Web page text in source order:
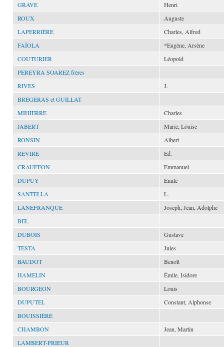
GRAVE
Henri
ROUX
Auguste
LAPERRIÈRE
Charles, Alfred
FAÏOLA
*Eugène, Arsène
COUTURIER
Léopold
PEREYRA SOAREZ frères
RIVES
J.
BRÉGÉRAS et GUILLAT
MIHIERRE
Charles
JABERT
Marie, Louise
RONSIN
Albert
REVIRÉ
Ed.
CRAUFFON
Emmanuel
DUPUY
Émile
SANTELLA
L.
LANEFRANQUE
Joseph, Jean, Adolphe
BEL
DUBOIS
Gustave
TESTA
Jules
BAUDOT
Benoît
HAMELIN
Émile, Isidore
BOURGEON
Louis
DUPUTEL
Constant, Alphonse
BOUISSIÈRE
CHAMBON
Jean, Martin
LAMBERT-PRIEUR